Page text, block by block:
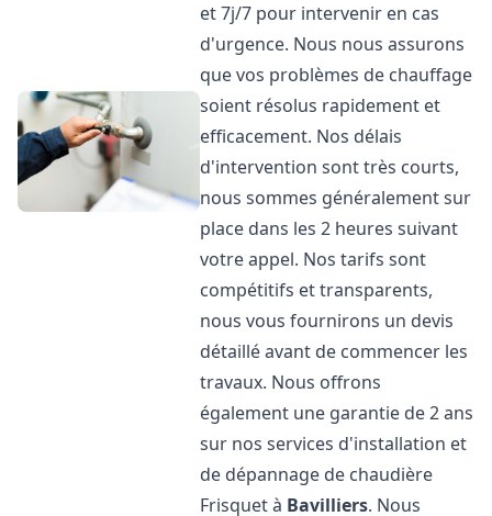
et 7j/7 pour intervenir en cas
d'urgence. Nous nous assurons
que vos problèmes de chauffage
soient résolus rapidement et
efficacement. Nos délais
d'intervention sont très courts,
nous sommes généralement sur
place dans les 2 heures suivant
votre appel. Nos tarifs sont
compétitifs et transparents,
nous vous fournirons un devis
détaillé avant de commencer les
travaux. Nous offrons
également une garantie de 2 ans
sur nos services d'installation et
de dépannage de chaudière
Frisquet à Bavilliers. Nous